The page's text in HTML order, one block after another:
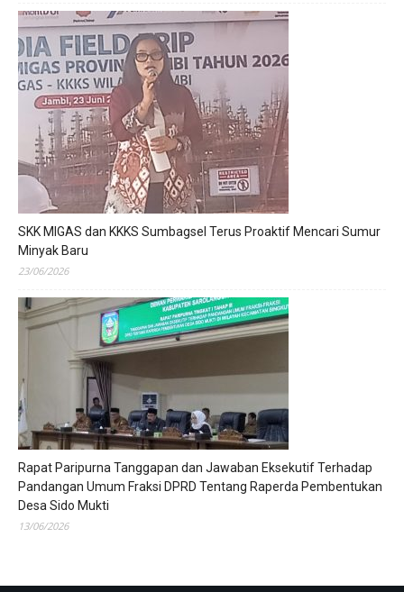
SKK MIGAS dan KKKS Sumbagsel Terus Proaktif Mencari Sumur
Minyak Baru
23/06/2026
Rapat Paripurna Tanggapan dan Jawaban Eksekutif Terhadap
Pandangan Umum Fraksi DPRD Tentang Raperda Pembentukan
Desa Sido Mukti
13/06/2026